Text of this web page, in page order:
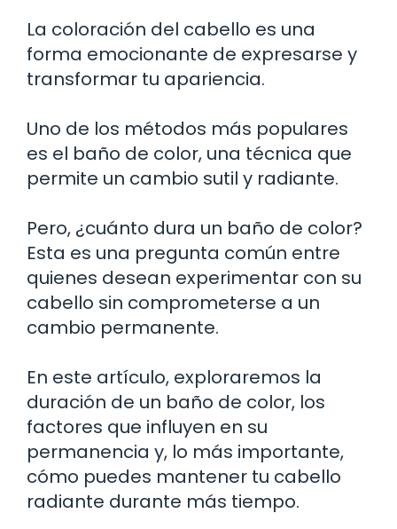
La coloración del cabello es una
forma emocionante de expresarse y
transformar tu apariencia.
Uno de los métodos más populares
es el baño de color, una técnica que
permite un cambio sutil y radiante.
Pero, ¿cuánto dura un baño de color?
Esta es una pregunta común entre
quienes desean experimentar con su
cabello sin comprometerse a un
cambio permanente.
En este artículo, exploraremos la
duración de un baño de color, los
factores que influyen en su
permanencia y, lo más importante,
cómo puedes mantener tu cabello
radiante durante más tiempo.